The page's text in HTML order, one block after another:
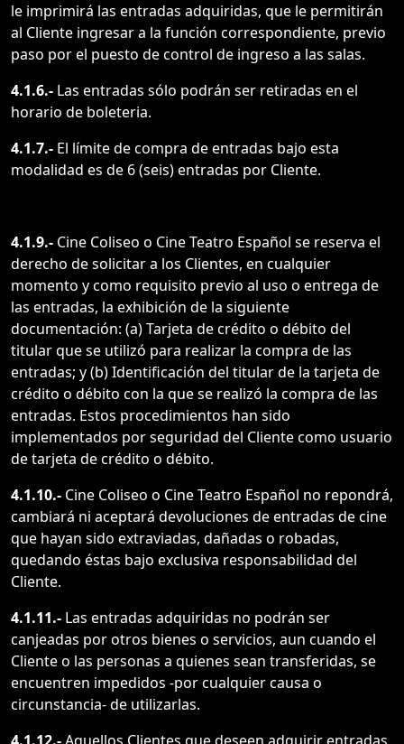
le imprimirá las entradas adquiridas, que le permitirán
al Cliente ingresar a la función correspondiente, previo
paso por el puesto de control de ingreso a las salas.
4.1.6.- Las entradas sólo podrán ser retiradas en el
horario de boleteria.
4.1.7.- El límite de compra de entradas bajo esta
modalidad es de 6 (seis) entradas por Cliente.
4.1.9.- Cine Coliseo o Cine Teatro Español se reserva el
derecho de solicitar a los Clientes, en cualquier
momento y como requisito previo al uso o entrega de
las entradas, la exhibición de la siguiente
documentación: (a) Tarjeta de crédito o débito del
titular que se utilizó para realizar la compra de las
entradas; y (b) Identificación del titular de la tarjeta de
crédito o débito con la que se realizó la compra de las
entradas. Estos procedimientos han sido
implementados por seguridad del Cliente como usuario
de tarjeta de crédito o débito.
4.1.10.- Cine Coliseo o Cine Teatro Español no repondrá,
cambiará ni aceptará devoluciones de entradas de cine
que hayan sido extraviadas, dañadas o robadas,
quedando éstas bajo exclusiva responsabilidad del
Cliente.
4.1.11.- Las entradas adquiridas no podrán ser
canjeadas por otros bienes o servicios, aun cuando el
Cliente o las personas a quienes sean transferidas, se
encuentren impedidos -por cualquier causa o
circunstancia- de utilizarlas.